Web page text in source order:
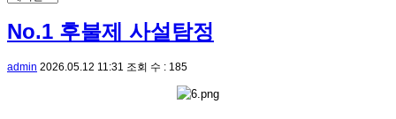
No.1 후불제 사설탐정
admin 2026.05.12 11:31 조회 수 : 185